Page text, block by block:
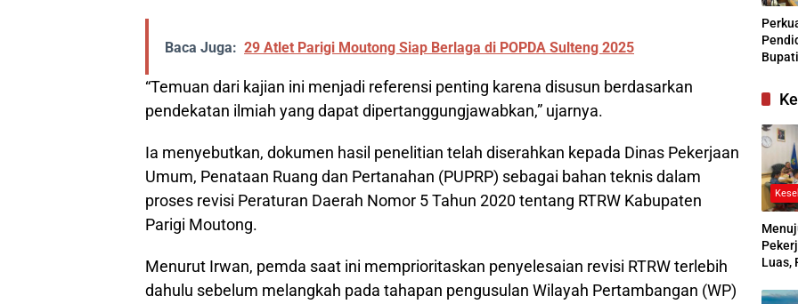
Baca Juga: 29 Atlet Parigi Moutong Siap Berlaga di POPDA Sulteng 2025
“Temuan dari kajian ini menjadi referensi penting karena disusun berdasarkan
pendekatan ilmiah yang dapat dipertanggungjawabkan,” ujarnya.
Ia menyebutkan, dokumen hasil penelitian telah diserahkan kepada Dinas Pekerjaan
Umum, Penataan Ruang dan Pertanahan (PUPRP) sebagai bahan teknis dalam
proses revisi Peraturan Daerah Nomor 5 Tahun 2020 tentang RTRW Kabupaten
Parigi Moutong.
Menurut Irwan, pemda saat ini memprioritaskan penyelesaian revisi RTRW terlebih
dahulu sebelum melangkah pada tahapan pengusulan Wilayah Pertambangan (WP)
Sosial
Luas,
2026